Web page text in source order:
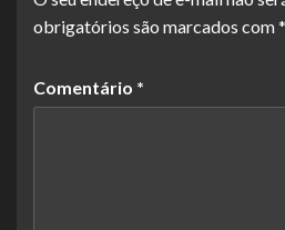
obrigatórios são marcados com*
Comentário *